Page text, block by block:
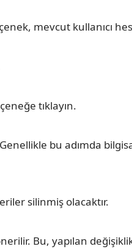
mevcut kullanıcı
tıklayın.
bu adımda
silinmiş olacaktır.
Bu, yapılan